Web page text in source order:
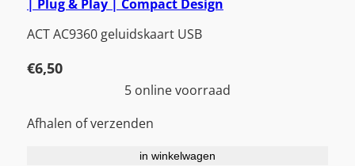
| Plug & Play | Compact Design
ACT AC9360 geluidskaart USB
€6,50
5 online voorraad
Afhalen of verzenden
in winkelwagen